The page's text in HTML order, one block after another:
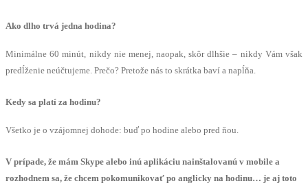
Ako dlho trvá jedna hodina?
Minimálne 60 minút, nikdy nie menej, naopak, skôr dlhšie – nikdy Vám však
predĺženie neúčtujeme. Prečo? Pretože nás to skrátka baví a napĺňa.
Kedy sa platí za hodinu?
Všetko je o vzájomnej dohode: buď po hodine alebo pred ňou.
V prípade, že mám Skype alebo inú aplikáciu nainštalovanú v mobile a
rozhodnem sa, že chcem pokomunikovať po anglicky na hodinu… je aj toto